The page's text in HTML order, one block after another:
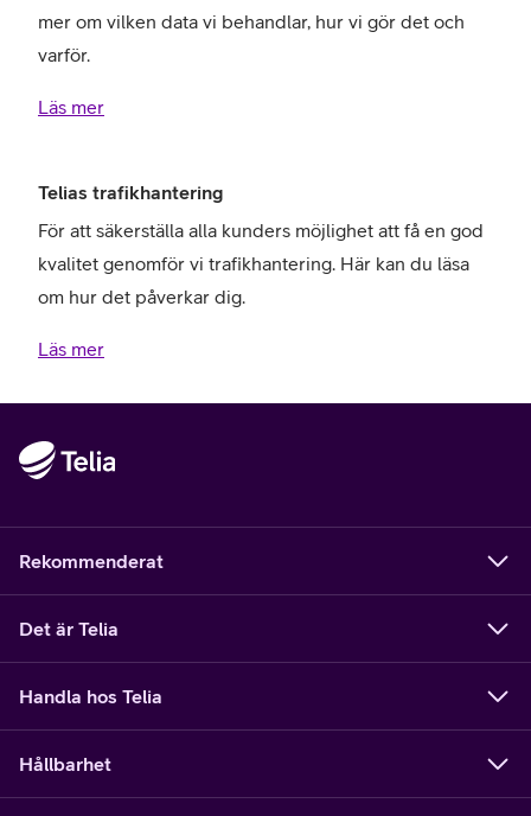
mer om vilken data vi behandlar, hur vi gör det och
varför.
Läs mer
Telias trafikhantering
För att säkerställa alla kunders möjlighet att få en god
kvalitet genomför vi trafikhantering. Här kan du läsa
om hur det påverkar dig.
Läs mer
Rekommenderat
Det är Telia
Handla hos Telia
Hållbarhet